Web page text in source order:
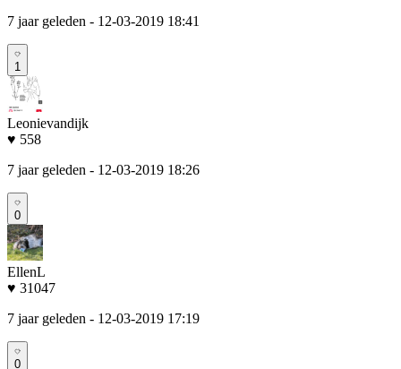
7 jaar geleden - 12-03-2019 18:41
1
Leonievandijk
♥ 558
7 jaar geleden - 12-03-2019 18:26
0
EllenL
♥ 31047
7 jaar geleden - 12-03-2019 17:19
0